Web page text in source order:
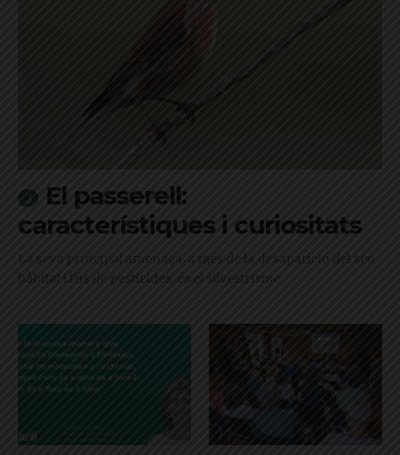
El passerell:
característiques i curiositats
La seva principal amenaça, a més de la desaparició del seu
hàbitat i l'ús de pesticides, és el silvestrisme